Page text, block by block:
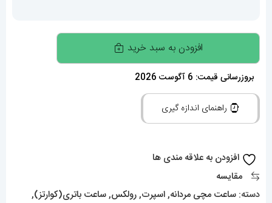
ساعت
رولکس
مدل
دیتونا
صفحه
افزودن به سبد خرید
بروزرسانی قیمت: 6 آگوست 2026
راهنمای اندازه گیری
افزودن به علاقه مندی ها
مقایسه
دسته: ساعت مچی مردانه,اسپرت,رولکس,ساعت باتری(کوارتز),